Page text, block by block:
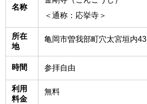
名称
＜通称：応挙寺＞
所在
地
亀岡市曽我部町穴太宮垣内43
時間 参拝自由
利用
料金
無料